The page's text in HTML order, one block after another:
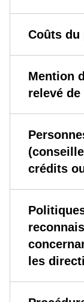
Coûts du
Mention
relevé de
crédits
les